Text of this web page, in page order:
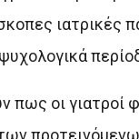
ιατρικές
πως οι γιατροί